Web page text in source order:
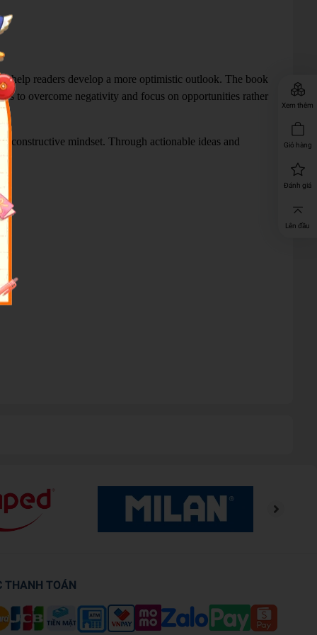
Xem thêm
Giỏ hàng
Đánh giá
Lên đầu
help readers develop a more optimistic outlook. The book
to overcome negativity and focus on opportunities rather
constructive mindset. Through actionable ideas and
THANH TOÁN